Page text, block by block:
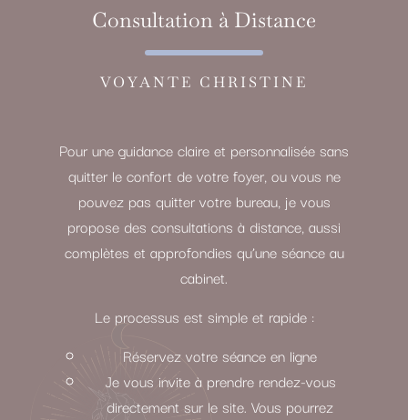
Consultation à Distance
VOYANTE CHRISTINE
Pour une guidance claire et personnalisée sans
quitter le confort de votre foyer, ou vous ne
pouvez pas quitter votre bureau, je vous
propose des consultations à distance, aussi
complètes et approfondies qu’une séance au
cabinet.
Le processus est simple et rapide :
Réservez votre séance en ligne
Je vous invite à prendre rendez-vous
directement sur le site. Vous pourrez